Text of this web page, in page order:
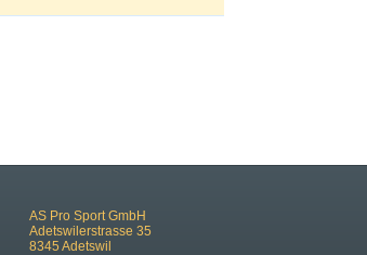
AS Pro Sport GmbH
Adetswilerstrasse 35
8345 Adetswil